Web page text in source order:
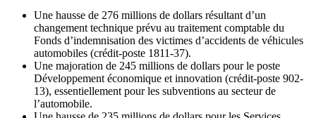
Une hausse de 276 millions de dollars résultant d’un
changement technique prévu au traitement comptable du
Fonds d’indemnisation des victimes d’accidents de véhicules
automobiles (crédit-poste 1811-37).
Une majoration de 245 millions de dollars pour le poste
Développement économique et innovation (crédit-poste 902-
13), essentiellement pour les subventions au secteur de
l’automobile.